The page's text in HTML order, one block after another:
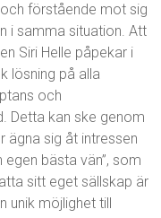
förstående mot sig
i samma situation. Att
Siri Helle påpekar i
lösning på alla
och
Detta kan ske genom
ägna sig åt intressen
egen bästa vän”, som
sitt eget sällskap är
unik möjlighet till